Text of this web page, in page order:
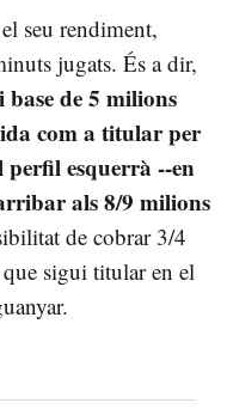
seu rendiment,
jugats. És a dir,
de 5 milions
com a titular per
esquerrà --en
als 8/9 milions
de cobrar 3/4
sigui titular en el